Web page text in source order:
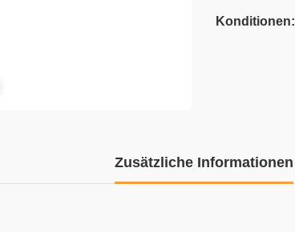
Konditionen:
Zusätzliche Informationen